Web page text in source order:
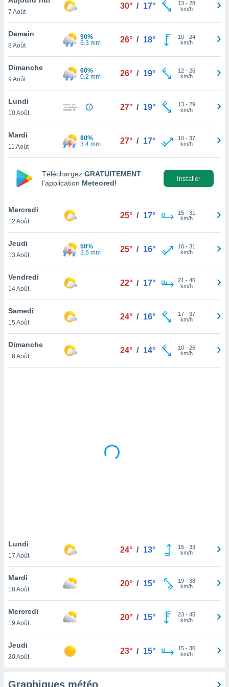
et
»,
au
vous
qu'ils
ou
le
ainsi
un
la
du
votre
à
en
le
notre
que
et que
7 Août
30° / 17° 13- 28
km/h
Demain
8 Août
90%
6.3 mm
26° / 18° 10- 24
km/h
Dimanche
9 Août
60%
0.2 mm
26° / 19° 12- 26
km/h
Lundi
10 Août
27° / 19° 13- 29
km/h
Mardi
11 Août
80%
3.4 mm
27° / 17° 10- 37
km/h
Téléchargez GRATUITEMENT
l’application Meteored!
Installer
Mercredi
12 Août
25° / 17° 15- 31
km/h
Jeudi
13 Août
50%
3.5 mm
25° / 16° 10- 31
km/h
Vendredi
14 Août
22° / 17° 21 - 46
km/h
Samedi
15 Août
24° / 16° 17- 37
km/h
Dimanche
16 Août
24° / 14° 10- 26
km/h
Lundi
17 Août
24° / 13° 15- 33
km/h
Mardi
18 Août
20° / 15° 19- 38
km/h
Mercredi
19 Août
20° / 15° 23- 45
km/h
Jeudi
20 Août
23° / 15° 15- 30
km/h
Graphiques météo